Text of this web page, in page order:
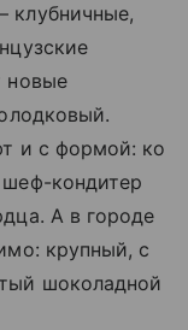
новые
и с формой: ко
кондитер
А в городе
крупный, с
шоколадной